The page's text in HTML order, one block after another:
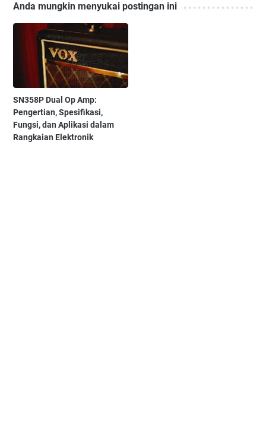
Anda mungkin menyukai postingan ini
SN358P Dual Op Amp:
Pengertian, Spesifikasi,
Fungsi, dan Aplikasi dalam
Rangkaian Elektronik